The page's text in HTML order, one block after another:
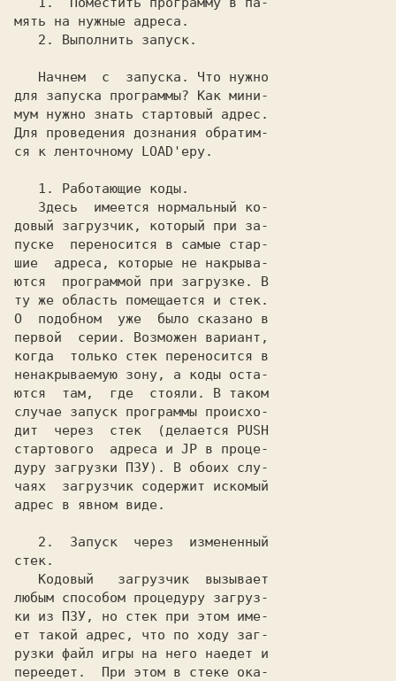
мять на нужные адреса.
для запуска программы? Как мини-
мум нужно знать стартовый адрес.
Для проведения дознания обратим-
ся к ленточному LOAD'еру.
довый загрузчик, который при за-
пуске  переносится в самые стар-
шие  адреса, которые не накрыва-
ются  программой при загрузке. В
ту же область помещается и стек.
О  подобном  уже  было сказано в
первой  серии. Возможен вариант,
когда  только стек переносится в
ненакрываемую зону, а коды оста-
ются  там,  где  стояли. В таком
случае запуск программы происхо-
дит  через  стек  (делается PUSH
стартового  адреса и JP в проце-
дуру загрузки ПЗУ). В обоих слу-
чаях  загрузчик содержит искомый
адрес в явном виде.
стек.
любым способом процедуру загруз-
ки из ПЗУ, но стек при этом име-
ет такой адрес, что по ходу заг-
рузки файл игры на него наедет и
переедет.  При этом в стеке ока-